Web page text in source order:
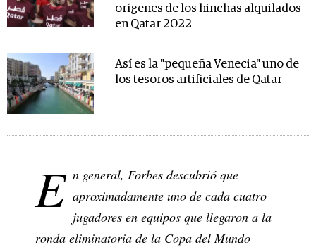
orígenes de los hinchas alquilados
en Qatar 2022
Así es la "pequeña Venecia" uno de
los tesoros artificiales de Qatar
E n general, Forbes descubrió que
aproximadamente uno de cada cuatro
jugadores en equipos que llegaron a la
ronda eliminatoria de la Copa del Mundo